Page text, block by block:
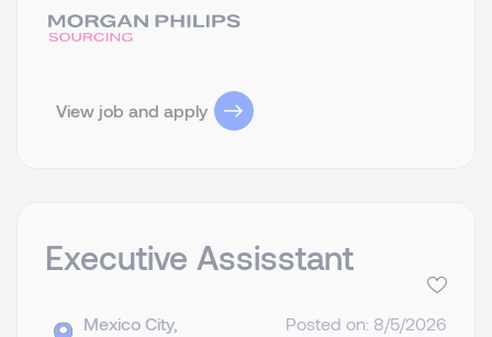
View job and apply
Executive Assisstant
Mexico City,
Posted on: 8/5/2026